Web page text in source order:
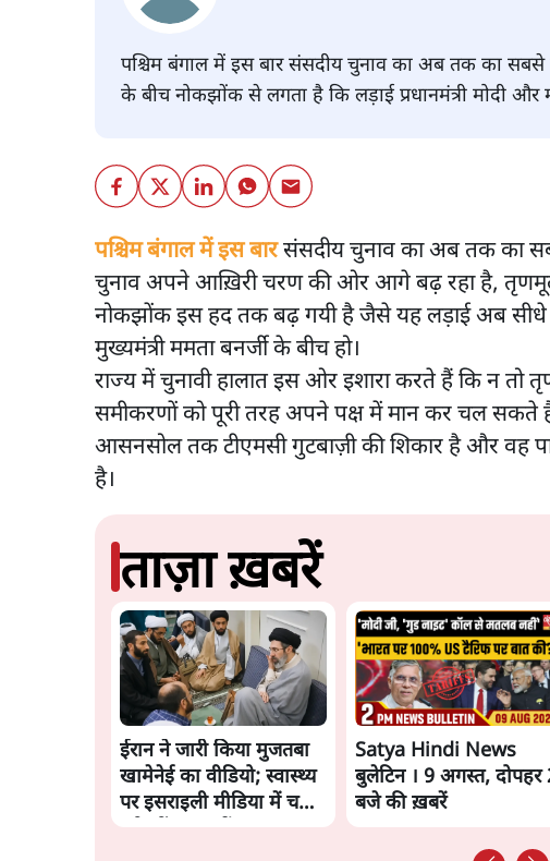
पश्चिम बंगाल में इस बार संसदीय चुनाव का अब तक का
के बीच नोकझोंक से लगता है कि लड़ाई प्रधानमंत्री मोदी और
पश्चिम बंगाल में इस बारसंसदीय चुनाव का अब तक का
चुनाव अपने आख़िरी चरण की ओर आगे बढ़ रहा है, तृणमूल
नोकझोंक इस हद तक बढ़ गयी है जैसे यह लड़ाई अब सीधे
मुख्यमंत्री ममता बनर्जी के बीच हो।
राज्य में चुनावी हालात इस ओर इशारा करते हैं कि न तो
समीकरणों को पूरी तरह अपने पक्ष में मान कर चल सकते
आसनसोल तक टीएमसी गुटबाज़ी की शिकार है और वह
है।
ताज़ा ख़बरें
ईरान ने जारी किया मुजतबा
खामेनेई का वीडियो; स्वास्थ्य
पर इसराइली मीडिया में चल
Satya Hindi News
बुलेटिन । 9 अगस्त, दोपहर
बजे की ख़बरें